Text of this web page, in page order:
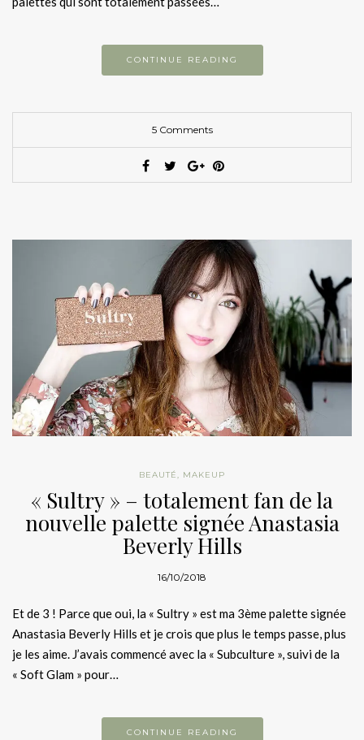
CONTINUE READING
5 Comments
BEAUTÉ, MAKEUP
« Sultry » – totalement fan de la
nouvelle palette signée Anastasia
Beverly Hills
16/10/2018
Et de 3 ! Parce que oui, la « Sultry » est ma 3ème palette signée
Anastasia Beverly Hills et je crois que plus le temps passe, plus
je les aime. J’avais commencé avec la « Subculture », suivi de la
« Soft Glam » pour…
CONTINUE READING